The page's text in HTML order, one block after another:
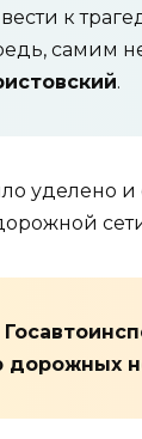
к
самим
.
уделено и
дорожных